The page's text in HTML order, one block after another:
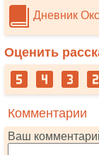
Дневник
Оценить
Комментарии
Ваш